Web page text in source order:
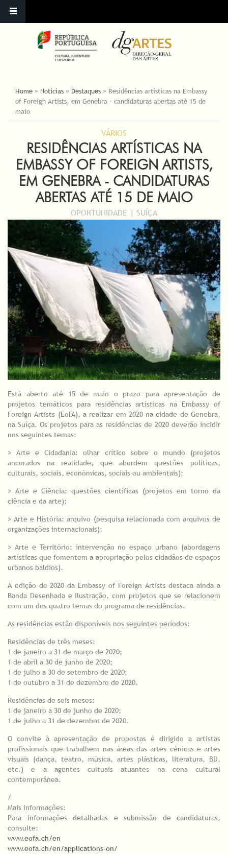
ESTÁ AQUI
Home » Notícias » Destaques » Residências artísticas na Embassy
of Foreign Artists, em Genebra - candidaturas abertas até 15 de
maio
VÁRIOS
RESIDÊNCIAS ARTÍSTICAS NA
EMBASSY OF FOREIGN ARTISTS,
EM GENEBRA - CANDIDATURAS
ABERTAS ATÉ 15 DE MAIO
OPORTUNIDADE | SUÍÇA
Está aberto até 15 de maio o prazo para apresentação de
projetos temáticos para residências artísticas na Embassy of
Foreign Artists (EoFA), a realizar em 2020 na cidade de Genebra,
na Suíça. Os projetos para as residências de 2020 deverão incidir
nos seguintes temas:
> Arte e Cidadania: olhar crítico sobre o mundo (projetos
ancorados na realidade, que abordem questões políticas,
culturais, sociais, económicas, sociais ou ambientais);
> Arte e Ciência: questões científicas (projetos em torno da
ciência e da arte);
> Arte e História: arquivo (pesquisa relacionada com arquivos de
organizações internacionais);
> Arte e Território: intervenção no espaço urbano (abordagens
artísticas que fomentem a apropriação pelos cidadãos de espaços
urbanos baldios).
A edição de 2020 da Embassy of Foreign Artists destaca ainda a
Banda Desenhada e Ilustração, com projetos que se relacionem
com um dos quatro temas do programa de residências.
As residências estão disponíveis nos seguintes períodos:
Residências de três meses:
1 de janeiro a 31 de março de 2020;
1 de abril a 30 de junho de 2020;
1 de julho a 30 de setembro de 2020;
1 de outubro a 31 de dezembro de 2020.
Residências de seis meses:
1 de janeiro a 30 de junho de 2020;
1 de julho a 31 de dezembro de 2020.
O convite à apresentação de propostas é dirigido a artistas
profissionais que trabalhem nas áreas das artes cénicas e artes
visuais (dança, teatro, música, artes plásticas, literatura, BD,
etc.) e a agentes cultuais atuantes na cena cultural
contemporânea.
/
Mais informações:
Para informações detalhadas e submissão de candidaturas,
consulte:
www.eofa.ch/en
www.eofa.ch/en/applications-on/